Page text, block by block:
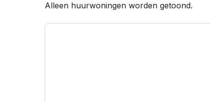
Alleen huurwoningen worden getoond.